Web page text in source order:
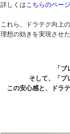
詳しくはこちらのページ
これら、ドラテク向上
理想の効きを実現させ
「
そして、「ブ
この安心感と、ドラ